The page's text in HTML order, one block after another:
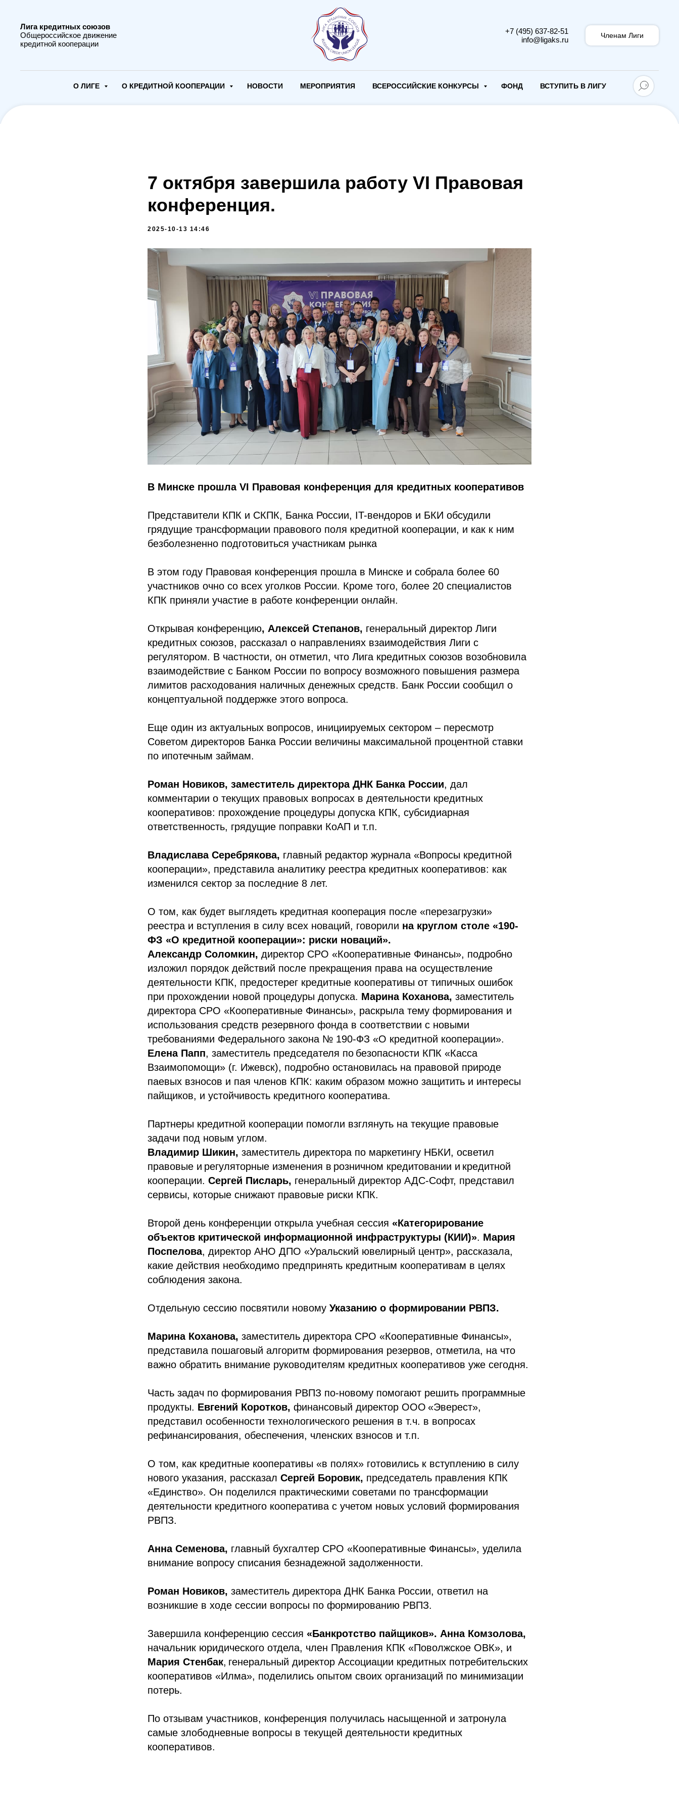
Лига кредитных союзов
Общероссийское движение
кредитной кооперации
+7 (495) 637-82-51
info@ligaks.ru
Членам Лиги
О ЛИГЕ О КРЕДИТНОЙ КООПЕРАЦИИ НОВОСТИ МЕРОПРИЯТИЯ ВСЕРОССИЙСКИЕ КОНКУРСЫ ФОНД ВСТУПИТЬ В ЛИГУ
7 октября завершила работу VI Правовая
конференция.
2025-10-13 14:46
В Минске прошла VI Правовая конференция для кредитных кооперативов
Представители КПК и СКПК, Банка России, IT-вендоров и БКИ обсудили
грядущие трансформации правового поля кредитной кооперации, и как к ним
безболезненно подготовиться участникам рынка
В этом году Правовая конференция прошла в Минске и собрала более 60
участников очно со всех уголков России. Кроме того, более 20 специалистов
КПК приняли участие в работе конференции онлайн.
Открывая конференцию, Алексей Степанов, генеральный директор Лиги
кредитных союзов, рассказал о направлениях взаимодействия Лиги с
регулятором. В частности, он отметил, что Лига кредитных союзов возобновила
взаимодействие с Банком России по вопросу возможного повышения размера
лимитов расходования наличных денежных средств. Банк России сообщил о
концептуальной поддержке этого вопроса.
Еще один из актуальных вопросов, инициируемых сектором – пересмотр
Советом директоров Банка России величины максимальной процентной ставки
по ипотечным займам.
Роман Новиков, заместитель директора ДНК Банка России, дал
комментарии о текущих правовых вопросах в деятельности кредитных
кооперативов: прохождение процедуры допуска КПК, субсидиарная
ответственность, грядущие поправки КоАП и т.п.
Владислава Серебрякова, главный редактор журнала «Вопросы кредитной
кооперации», представила аналитику реестра кредитных кооперативов: как
изменился сектор за последние 8 лет.
О том, как будет выглядеть кредитная кооперация после «перезагрузки»
реестра и вступления в силу всех новаций, говорили на круглом столе «190-
ФЗ «О кредитной кооперации»: риски новаций».
Александр Соломкин, директор СРО «Кооперативные Финансы», подробно
изложил порядок действий после прекращения права на осуществление
деятельности КПК, предостерег кредитные кооперативы от типичных ошибок
при прохождении новой процедуры допуска. Марина Коханова, заместитель
директора СРО «Кооперативные Финансы», раскрыла тему формирования и
использования средств резервного фонда в соответствии с новыми
требованиями Федерального закона № 190-ФЗ «О кредитной кооперации».
Елена Папп, заместитель председателя по безопасности КПК «Касса
Взаимопомощи» (г. Ижевск), подробно остановилась на правовой природе
паевых взносов и пая членов КПК: каким образом можно защитить и интересы
пайщиков, и устойчивость кредитного кооператива.
Партнеры кредитной кооперации помогли взглянуть на текущие правовые
задачи под новым углом.
Владимир Шикин, заместитель директора по маркетингу НБКИ, осветил
правовые и регуляторные изменения в розничном кредитовании и кредитной
кооперации. Сергей Писларь, генеральный директор АДС-Софт, представил
сервисы, которые снижают правовые риски КПК.
Второй день конференции открыла учебная сессия «Категорирование
объектов критической информационной инфраструктуры (КИИ)». Мария
Поспелова, директор АНО ДПО «Уральский ювелирный центр», рассказала,
какие действия необходимо предпринять кредитным кооперативам в целях
соблюдения закона.
Отдельную сессию посвятили новому Указанию о формировании РВПЗ.
Марина Коханова, заместитель директора СРО «Кооперативные Финансы»,
представила пошаговый алгоритм формирования резервов, отметила, на что
важно обратить внимание руководителям кредитных кооперативов уже сегодня.
Часть задач по формирования РВПЗ по-новому помогают решить программные
продукты. Евгений Коротков, финансовый директор ООО «Эверест»,
представил особенности технологического решения в т.ч. в вопросах
рефинансирования, обеспечения, членских взносов и т.п.
О том, как кредитные кооперативы «в полях» готовились к вступлению в силу
нового указания, рассказал Сергей Боровик, председатель правления КПК
«Единство». Он поделился практическими советами по трансформации
деятельности кредитного кооператива с учетом новых условий формирования
РВПЗ.
Анна Семенова, главный бухгалтер СРО «Кооперативные Финансы», уделила
внимание вопросу списания безнадежной задолженности.
Роман Новиков, заместитель директора ДНК Банка России, ответил на
возникшие в ходе сессии вопросы по формированию РВПЗ.
Завершила конференцию сессия «Банкротство пайщиков». Анна Комзолова,
начальник юридического отдела, член Правления КПК «Поволжское ОВК», и
Мария Стенбак, генеральный директор Ассоциации кредитных потребительских
кооперативов «Илма», поделились опытом своих организаций по минимизации
потерь.
По отзывам участников, конференция получилась насыщенной и затронула
самые злободневные вопросы в текущей деятельности кредитных
кооперативов.